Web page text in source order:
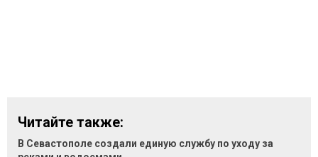
Читайте также:
В Севастополе создали единую службу по уходу за